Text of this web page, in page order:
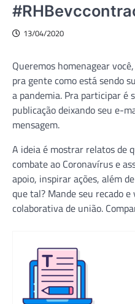
13/04/2020
Queremos homenagear
pra gente como está sendo
a pandemia. Pra participar é
publicação deixando seu e-
mensagem.
A ideia é mostrar relatos de
combate ao Coronavírus e
apoio, inspirar ações, além
que tal? Mande seu recado
colaborativa de união.